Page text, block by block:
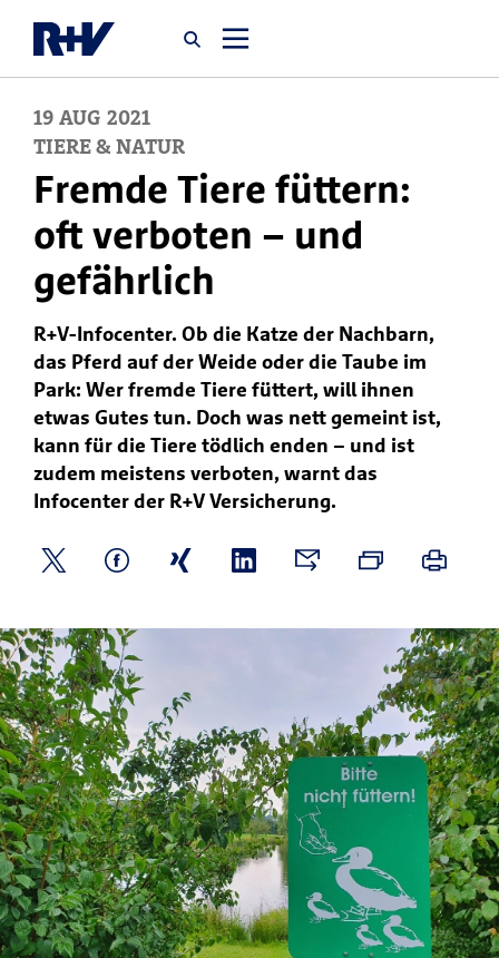
Startseite
Newsroom
Über uns
Karriere
Jobsuche
19 AUG 2021
TIERE & NATUR
Fremde Tiere füttern:
oft verboten – und
gefährlich
R+V-Infocenter. Ob die Katze der Nachbarn,
das Pferd auf der Weide oder die Taube im
Park: Wer fremde Tiere füttert, will ihnen
etwas Gutes tun. Doch was nett gemeint ist,
kann für die Tiere tödlich enden – und ist
zudem meistens verboten, warnt das
Infocenter der R+V Versicherung.